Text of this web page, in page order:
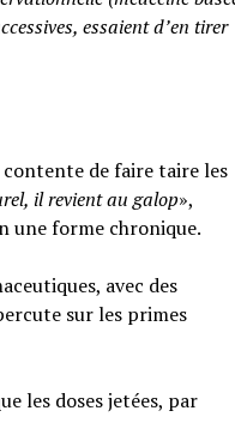
essaient d’en tirer
contente de faire taire les
il revient au galop»,
une forme chronique.
avec des
sur les primes
les doses jetées, par